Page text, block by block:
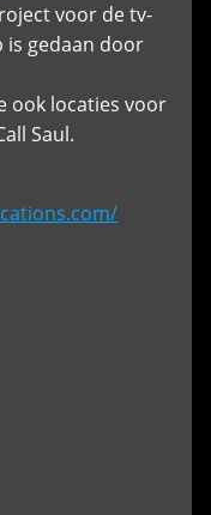
voor de tv-
is gedaan door
ook locaties voor
Saul.